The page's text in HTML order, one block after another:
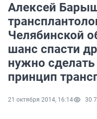
Алексей
Челябинской
шанс спасти
нужно
принцип
21 октября 2014, 16:14 30